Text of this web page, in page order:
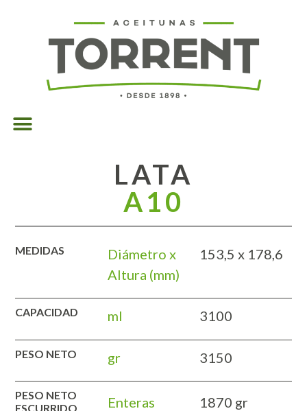
LATA
A10
MEDIDAS
Diámetro x
Altura (mm)
153,5 x 178,6
CAPACIDAD ml 3100
PESO NETO gr 3150
PESO NETO
ESCURRIDO
Enteras 1870 gr